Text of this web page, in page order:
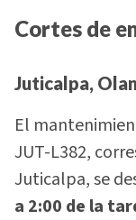
Cortes de
Juticalpa,
El
JUT-L382,
Juticalpa, se
a 2:00 de la